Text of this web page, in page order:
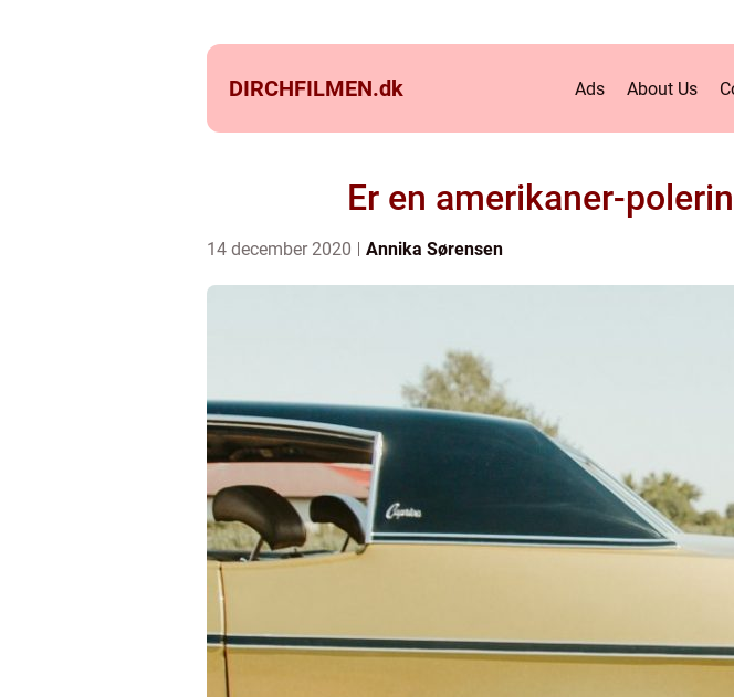
DIRCHFILMEN.dk Ads About Us
Er en amerikaner-
14 december 2020 Annika Sørensen